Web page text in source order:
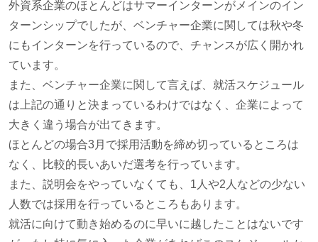
外資系企業のほとんどはサマーインターンがメインのイン
ターンシップでしたが、ベンチャー企業に関しては秋や冬
にもインターンを行っているので、チャンスが広く開かれ
ています。
また、ベンチャー企業に関して言えば、就活スケジュール
は上記の通りと決まっているわけではなく、企業によって
大きく違う場合が出てきます。
ほとんどの場合3月で採用活動を締め切っているところは
なく、比較的長いあいだ選考を行っています。
また、説明会をやっていなくても、1人や2人などの少ない
人数では採用を行っているところもあります。
就活に向けて動き始めるのに早いに越したことはないです